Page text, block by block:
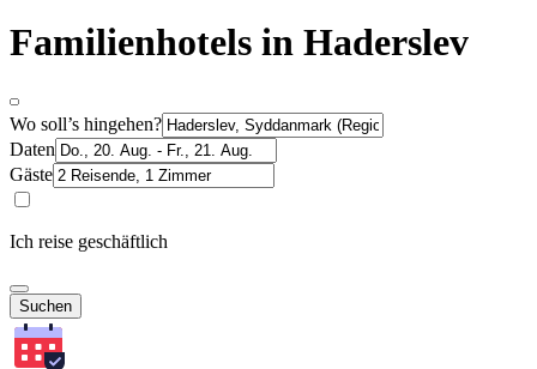
Familienhotels in Haderslev
Wo soll’s hingehen?
Daten
Gäste
Ich reise geschäftlich
Suchen